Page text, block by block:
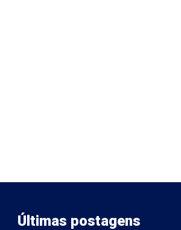
Últimas postagens